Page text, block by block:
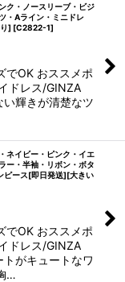
ク・ノースリーブ・ビジ
・Aライン・ミニドレ
] [C2822-1]
でOK おススメポ
ドレス/GINZA
輝きが清楚なツ
ネイビー・ピンク・イエ
ー・半袖・リボン・ボタ
ピース[即日発送][大きい
でOK おススメポ
ドレス/GINZA
がキュートなワ
…